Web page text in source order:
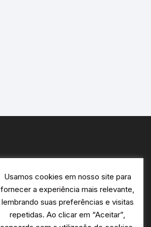
Usamos cookies em nosso site para
fornecer a experiência mais relevante,
lembrando suas preferências e visitas
repetidas. Ao clicar em “Aceitar”,